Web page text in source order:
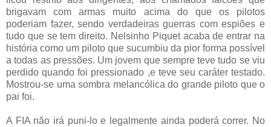
brigavam com armas muito acima do que os pilotos
poderiam fazer, sendo verdadeiras guerras com espiões e
tudo que se tem direito. Nelsinho Piquet acaba de entrar na
história como um piloto que sucumbiu da pior forma possível
a todas as pressões. Um jovem que sempre teve tudo se viu
perdido quando foi pressionado ,e teve seu caráter testado.
Mostrou-se uma sombra melancólica do grande piloto que o
pai foi.
A FIA não irá puni-lo e legalmente ainda poderá correr. No